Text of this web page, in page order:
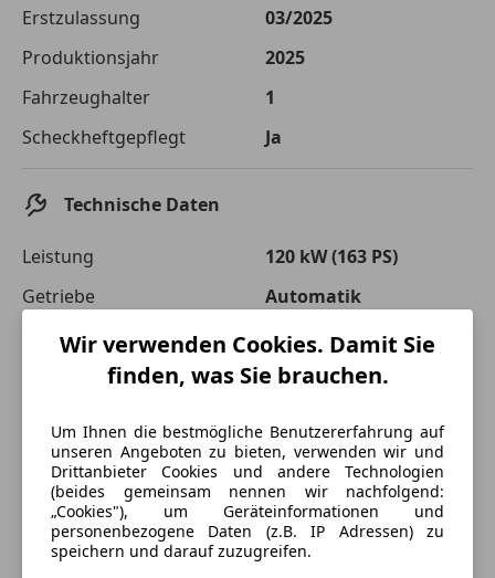
Die tatsächlichen Konditionen sind abhängig von Ihrer Bonität sowie
von der von Ihnen gewählten Bank. Rückzahlungszeitraum 1-10
Jahre. Zinsspanne Sollzinssatz: 2,90% - 14,90%.
Jetzt berechnen
Erstzulassung
03/2025
Produktionsjahr
2025
Fahrzeughalter
1
Scheckheftgepflegt
Ja
Technische Daten
Leistung
120 kW (163 PS)
Getriebe
Automatik
Leergewicht
2 428 kg
Wir verwenden Cookies. Damit Sie
finden, was Sie brauchen.
Um Ihnen die bestmögliche Benutzererfahrung auf
unseren Angeboten zu bieten, verwenden wir und
Drittanbieter Cookies und andere Technologien
(beides gemeinsam nennen wir nachfolgend:
„Cookies"), um Geräteinformationen und
personenbezogene Daten (z.B. IP Adressen) zu
speichern und darauf zuzugreifen.